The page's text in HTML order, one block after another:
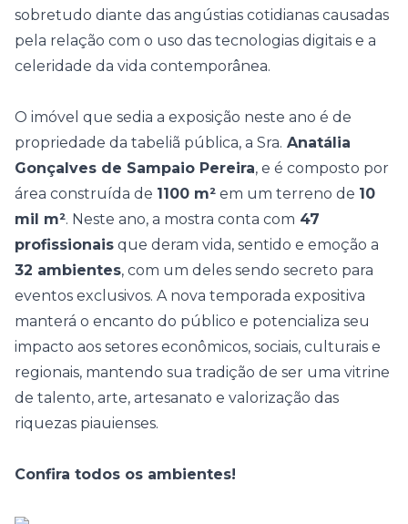
sobretudo diante das angústias cotidianas causadas
pela relação com o uso das tecnologias digitais e a
celeridade da vida contemporânea.
O imóvel que sedia a exposição neste ano é de
propriedade da tabeliã pública, a Sra. Anatália
Gonçalves de Sampaio Pereira, e é composto por
área construída de 1100 m² em um terreno de 10
mil m². Neste ano, a mostra conta com 47
profissionais que deram vida, sentido e emoção a
32 ambientes, com um deles sendo secreto para
eventos exclusivos. A nova temporada expositiva
manterá o encanto do público e potencializa seu
impacto aos setores econômicos, sociais, culturais e
regionais, mantendo sua tradição de ser uma vitrine
de talento, arte, artesanato e valorização das
riquezas piauienses.
Confira todos os ambientes!